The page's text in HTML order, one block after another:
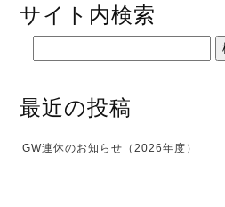
サイト内検索
最近の投稿
GW連休のお知らせ（2026年度）